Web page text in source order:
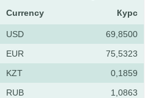
Currency Курс
USD
69,8500
EUR
75,5323
KZT
0,1859
RUB
1,0863